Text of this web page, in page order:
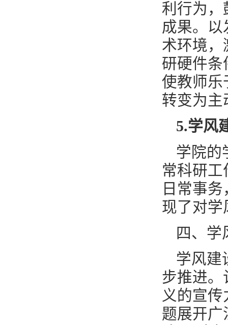
利行为，
成果。
术环境，
研硬件条
使教师乐
转变为主
5.学风
学院的
常科研
日常事
现了对学
四、学
学风建
步推进。
义的宣
题展开广